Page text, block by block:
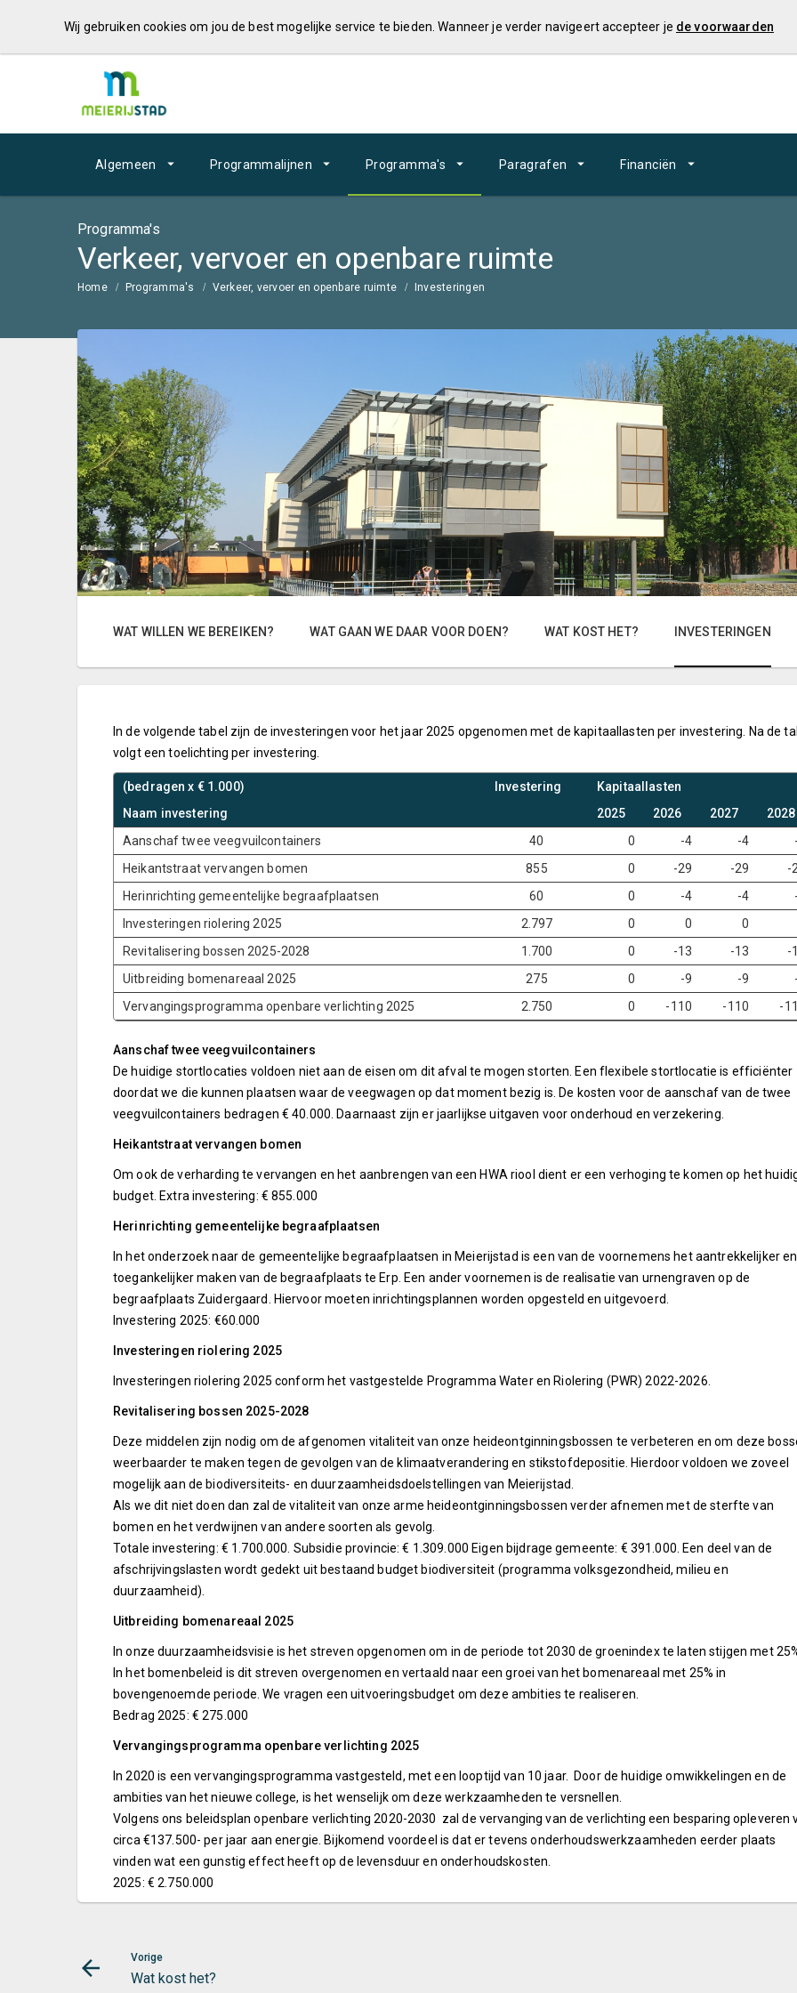
Wij gebruiken cookies om jou de best mogelijke service te bieden. Wanneer je verder navigeert accepteer je de voorwaarden
Algemeen Programmalijnen Programma's Paragrafen Financiën
Programma's
Verkeer, vervoer en openbare ruimte
Home Programma's Verkeer, vervoer en openbare ruimte Investeringen
WAT WILLEN WE BEREIKEN? WAT GAAN WE DAAR VOOR DOEN? WAT KOST HET? INVESTERINGEN
In de volgende tabel zijn de investeringen voor het jaar 2025 opgenomen met de kapitaallasten per investering. Na de
volgt een toelichting per investering.
(bedragen x € 1.000) Investering
Kapitaallasten
Naam investering
2025 2026 2027
2028
Aanschaf twee veegvuilcontainers
40 0 -4 -4
Heikantstraat vervangen bomen
855 0 -29 -29
-
Herinrichting gemeentelijke begraafplaatsen
60 0 -4 -4
Investeringen riolering 2025
2.797 0 0 0
Revitalisering bossen 2025-2028
1.700 0 -13 -13
-
Uitbreiding bomenareaal 2025
275 0 -9 -9
Vervangingsprogramma openbare verlichting 2025
2.750 0 -110 -110 -
Aanschaf twee veegvuilcontainers
De huidige stortlocaties voldoen niet aan de eisen om dit afval te mogen storten. Een flexibele stortlocatie is efficiënter
doordat we die kunnen plaatsen waar de veegwagen op dat moment bezig is. De kosten voor de aanschaf van de twee
veegvuilcontainers bedragen € 40.000. Daarnaast zijn er jaarlijkse uitgaven voor onderhoud en verzekering.
Heikantstraat vervangen bomen
Om ook de verharding te vervangen en het aanbrengen van een HWA riool dient er een verhoging te komen op het
budget. Extra investering: € 855.000
Herinrichting gemeentelijke begraafplaatsen
In het onderzoek naar de gemeentelijke begraafplaatsen in Meierijstad is een van de voornemens het aantrekkelijker en
toegankelijker maken van de begraafplaats te Erp. Een ander voornemen is de realisatie van urnengraven op de
begraafplaats Zuidergaard. Hiervoor moeten inrichtingsplannen worden opgesteld en uitgevoerd.
Investering 2025: €60.000
Investeringen riolering 2025
Investeringen riolering 2025 conform het vastgestelde Programma Water en Riolering (PWR) 2022-2026.
Revitalisering bossen 2025-2028
Deze middelen zijn nodig om de afgenomen vitaliteit van onze heideontginningsbossen te verbeteren en om deze
weerbaarder te maken tegen de gevolgen van de klimaatverandering en stikstofdepositie. Hierdoor voldoen we zoveel
mogelijk aan de biodiversiteits- en duurzaamheidsdoelstellingen van Meierijstad.
Als we dit niet doen dan zal de vitaliteit van onze arme heideontginningsbossen verder afnemen met de sterfte van
bomen en het verdwijnen van andere soorten als gevolg.
Totale investering: € 1.700.000. Subsidie provincie: € 1.309.000 Eigen bijdrage gemeente: € 391.000. Een deel van de
afschrijvingslasten wordt gedekt uit bestaand budget biodiversiteit (programma volksgezondheid, milieu en
duurzaamheid).
Uitbreiding bomenareaal 2025
In onze duurzaamheidsvisie is het streven opgenomen om in de periode tot 2030 de groenindex te laten stijgen met
In het bomenbeleid is dit streven overgenomen en vertaald naar een groei van het bomenareaal met 25% in
bovengenoemde periode. We vragen een uitvoeringsbudget om deze ambities te realiseren.
Bedrag 2025: € 275.000
Vervangingsprogramma openbare verlichting 2025
In 2020 is een vervangingsprogramma vastgesteld, met een looptijd van 10 jaar. Door de huidige omwikkelingen en de
ambities van het nieuwe college, is het wenselijk om deze werkzaamheden te versnellen.
Volgens ons beleidsplan openbare verlichting 2020-2030 zal de vervanging van de verlichting een besparing opleveren
circa €137.500- per jaar aan energie. Bijkomend voordeel is dat er tevens onderhoudswerkzaamheden eerder plaats
vinden wat een gunstig effect heeft op de levensduur en onderhoudskosten.
2025: € 2.750.000
Vorige
Wat kost het?